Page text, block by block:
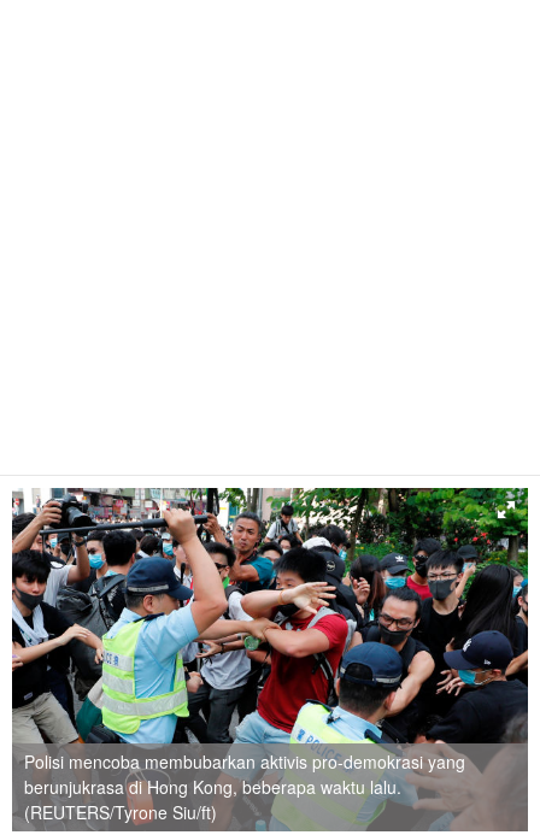
Polisi mencoba membubarkan aktivis pro-demokrasi yang
berunjukrasa di Hong Kong, beberapa waktu lalu.
(REUTERS/Tyrone Siu/ft)